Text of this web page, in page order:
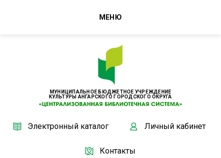
МУНИЦИПАЛЬНОЕ БЮДЖЕТНОЕ УЧРЕЖДЕНИЕ
КУЛЬТУРЫ АНГАРСКОГО ГОРОДСКОГО ОКРУГА
Электронный каталог Личный кабинет
Контакты
МЕНЮ